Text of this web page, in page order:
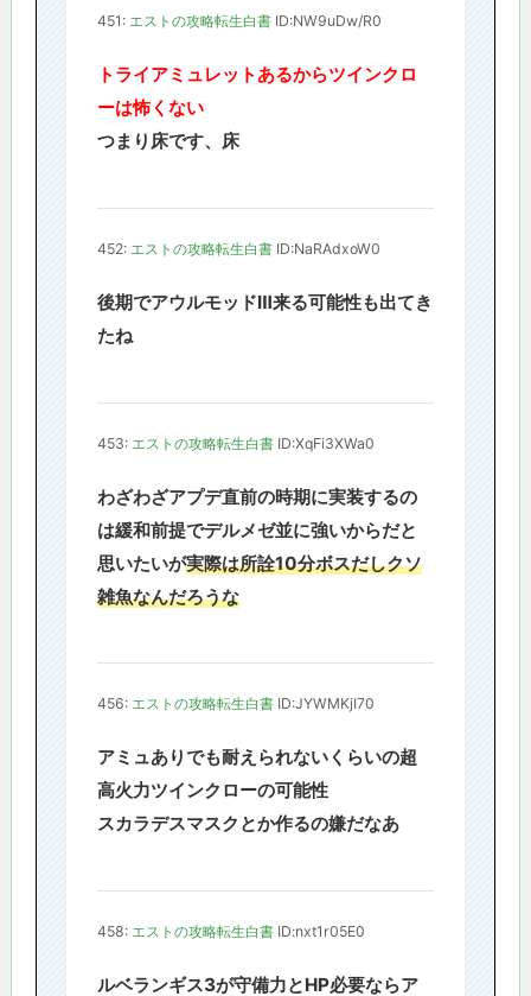
451: エストの攻略転生白書 ID:NW9uDw/R0
トライアミュレットあるからツインクロ
ーは怖くない
つまり床です、床
452: エストの攻略転生白書 ID:NaRAdxoW0
後期でアウルモッドⅢ来る可能性も出てき
たね
453: エストの攻略転生白書 ID:XqFi3XWa0
わざわざアプデ直前の時期に実装するの
は緩和前提でデルメゼ並に強いからだと
思いたいが実際は所詮10分ボスだしクソ
雑魚なんだろうな
456: エストの攻略転生白書 ID:JYWMKjI70
アミュありでも耐えられないくらいの超
高火力ツインクローの可能性
スカラデスマスクとか作るの嫌だなあ
458: エストの攻略転生白書 ID:nxt1r05E0
ルベランギス3が守備力とHP必要ならア